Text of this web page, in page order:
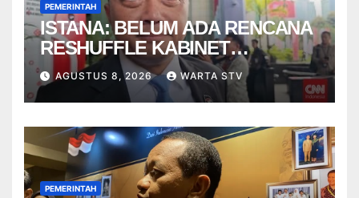
PEMERINTAH
ISTANA: BELUM ADA RENCANA
RESHUFFLE KABINET
AGUSTUS
AGUSTUS 8, 2026 WARTA STV
PEMERINTAH